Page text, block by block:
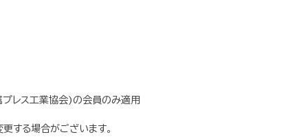
レス工業協会)の会員のみ適用
る場合がございます。